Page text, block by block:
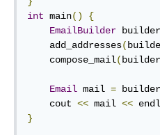
int main()
{
EmailBuilder builder
    add_addresses
(
    compose_mail
( builder
Email mail = builder
    cout
<< mail << endl
}